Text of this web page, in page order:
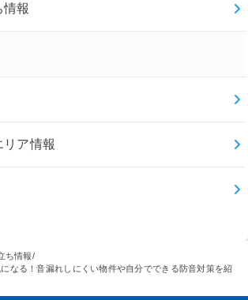
報
ア情報
ち情報
なる！音漏れしにくい物件や自分でできる防音対策を紹